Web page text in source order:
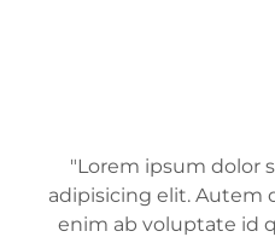
"Lorem ipsum dolor
adipisicing elit. Autem
enim ab voluptate id